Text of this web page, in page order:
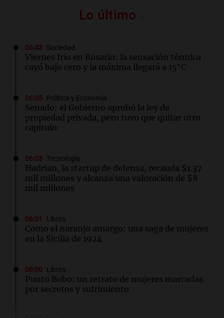
Lo último
06:43 Sociedad
Viernes frío en Rosario: la sensación térmica
cayó bajo cero y la máxima llegará a 15°C
06:05 Política y Economía
Senado: el Gobierno aprobó la ley de
propiedad privada, pero tuvo que quitar otro
capítulo
06:03 Tecnología
Hadrian, la startup de defensa, recauda $1.37
mil millones y alcanza una valoración de $8
mil millones
06:01 Libros
Como el naranjo amargo: una saga de mujeres
en la Sicilia de 1924
06:00 Libros
Punto Bobo: un retrato de mujeres marcadas
por secretos y sufrimiento